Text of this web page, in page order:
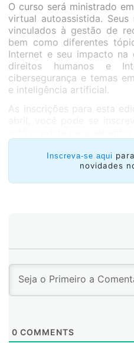
O curso será ministrado
virtual autoassistida.
vinculados à gestão de
bem como diferentes
Internet e seu impacto na
direitos humanos e
cibersegurança e temas
e inteligência artificial.
As inscrições para esta
Inscreva-se aqui
novidades
0 COMMENTS